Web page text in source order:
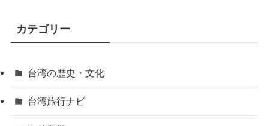
カテゴリー
台湾の歴史・文化
台湾旅行ナビ